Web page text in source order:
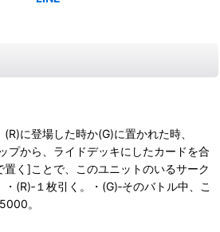
(R)に登場した時か(G)に置かれた時、
プから、ライドデッキにしたカードを合
く]ことで、このユニットのいるサーク
(R)‐１枚引く。・(G)‐そのバトル中、こ
。